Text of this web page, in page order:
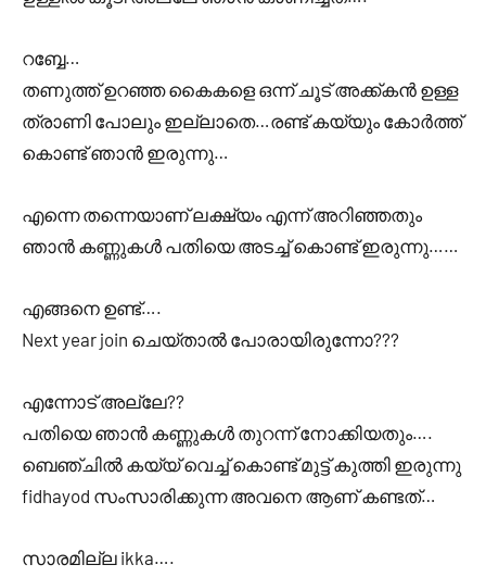
റബ്ബേ…
തണുത്ത് ഉറഞ്ഞ കൈകളെ ഒന്ന് ചൂട് അക്ക്കൻ ഉള്ള
ത്രാണി പോലും ഇല്ലാതെ…രണ്ട് കയ്യും കോർത്ത്
കൊണ്ട് ഞാൻ ഇരുന്നു…
എന്നെ തന്നെയാണ് ലക്ഷ്യം എന്ന് അറിഞ്ഞതും
ഞാൻ കണ്ണുകൾ പതിയെ അടച്ച് കൊണ്ട് ഇരുന്നു……
എങ്ങനെ ഉണ്ട്….
Next year join ചെയ്താൽ പോരായിരുന്നോ???
എന്നോട് അല്ലേ??
പതിയെ ഞാൻ കണ്ണുകൾ തുറന്ന് നോക്കിയതും….
ബെഞ്ചിൽ കയ്യ് വെച്ച് കൊണ്ട് മുട്ട് കുത്തി ഇരുന്നു
fidhayod സംസാരിക്കുന്ന അവനെ ആണ് കണ്ടത്…
സാരമില്ല ikka….